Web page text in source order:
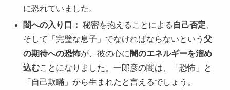
に恐れていました。
闇への入り口： 秘密を抱えることによる 自己否定
そして「完璧な息子」でなければならないという父
の期待への恐怖が、彼の心に 闇のエネルギーを溜め
込むことになりました。一郎彦の闇は、「恐怖」と
「自己欺瞞」から生まれたと言えるでしょう。